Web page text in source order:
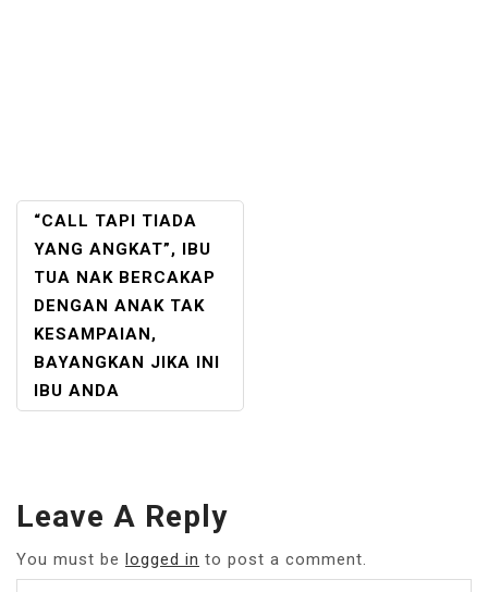
POST
NAVIGATION
“CALL TAPI TIADA
YANG ANGKAT”, IBU
TUA NAK BERCAKAP
DENGAN ANAK TAK
KESAMPAIAN,
BAYANGKAN JIKA INI
IBU ANDA
Leave A Reply
You must be logged in to post a comment.